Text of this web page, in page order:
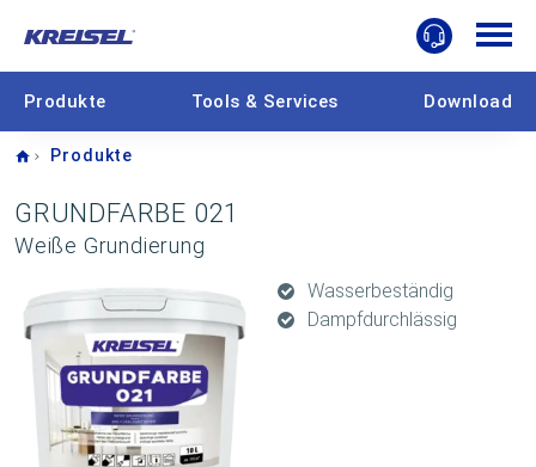
Produkte Tools & Services Download
Home
Produkte
GRUNDFARBE 021
Weiße Grundierung
Wasserbeständig
Dampfdurchlässig